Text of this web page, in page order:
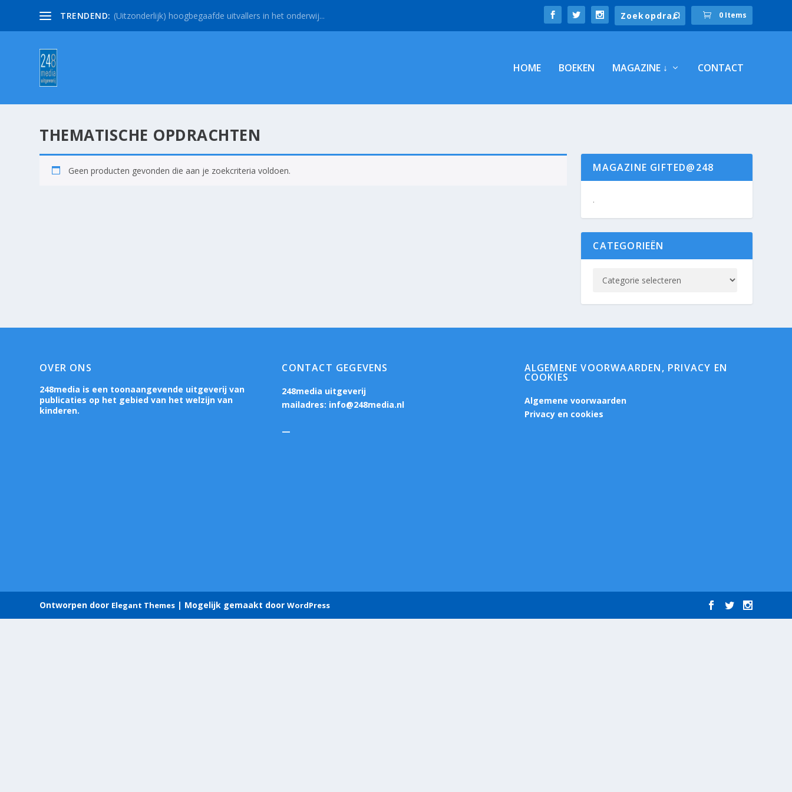
TRENDEND: (Uitzonderlijk) hoogbegaafde uitvallers in het onderwij... 0 Items
HOME BOEKEN MAGAZINE ↓ CONTACT
THEMATISCHE OPDRACHTEN
Geen producten gevonden die aan je zoekcriteria voldoen. MAGAZINE GIFTED@248
.
CATEGORIEËN
OVER ONS
248media is een toonaangevende uitgeverij van
publicaties op het gebied van het welzijn van
kinderen.
CONTACT GEGEVENS
248media uitgeverij
mailadres: info@248media.nl
—
ALGEMENE VOORWAARDEN, PRIVACY EN
COOKIES
Algemene voorwaarden
Privacy en cookies
Ontworpen door Elegant Themes | Mogelijk gemaakt doorWordPress